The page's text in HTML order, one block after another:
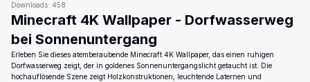
Downloads: 458
Minecraft 4K Wallpaper - Dorfwasserweg
bei Sonnenuntergang
Erleben Sie dieses atemberaubende Minecraft 4K Wallpaper, das einen ruhigen
Dorfwasserweg zeigt, der in goldenes Sonnenuntergangslicht getaucht ist. Die
hochauflösende Szene zeigt Holzkonstruktionen, leuchtende Laternen und